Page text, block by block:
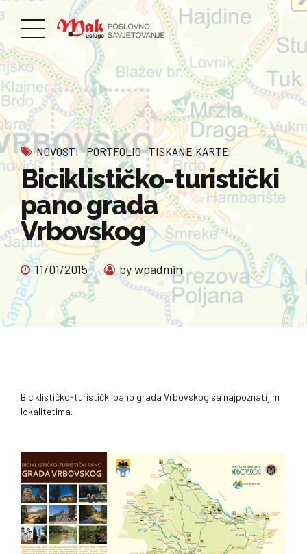
NOVOSTI PORTFOLIO TISKANE KARTE
Biciklističko-turistički
pano grada
Vrbovskog
11/01/2015 by wpadmin
Biciklističko-turistički pano grada Vrbovskog sa najpoznatijim
lokalitetima.